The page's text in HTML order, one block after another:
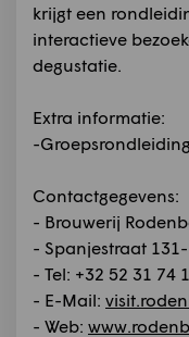
krijgt een
interactieve
degustatie.
Extra informatie:
-Groepsrondleiding
Contactgegevens:
- Brouwerij
- Spanjestraat
- Tel: +32 52 31 74
- E-Mail:
- Web: